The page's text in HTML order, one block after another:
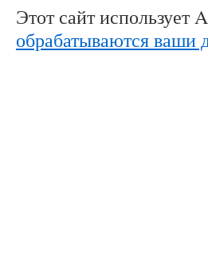
Этот сайт
обрабатываются ваши